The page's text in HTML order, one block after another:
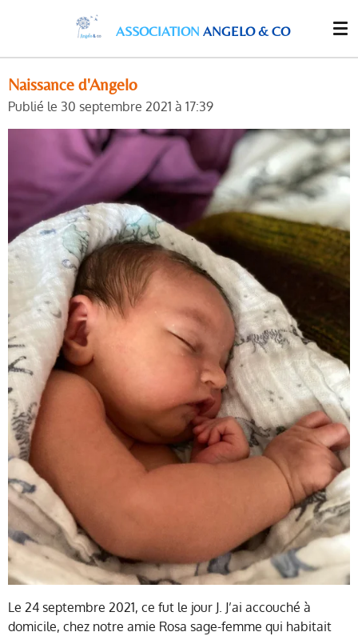
contenu
ASSOCIATION ANGELO & CO
Naissance d'Angelo
Publié le 30 septembre 2021 à 17:39
Le 24 septembre 2021, ce fut le jour J. J’ai accouché à
domicile, chez notre amie Rosa sage-femme qui habitait